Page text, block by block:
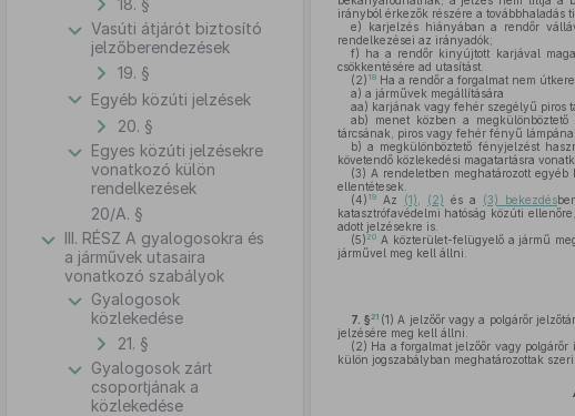
Vasúti átjárót biztosító
jelzőberendezések
19. §
Egyéb közúti jelzések
20. §
Egyes közúti jelzésekre
vonatkozó külön
rendelkezések
20/A. §
III. RÉSZ A gyalogosokra és
a járművek utasaira
vonatkozó szabályok
Gyalogosok
közlekedése
21. §
Gyalogosok zárt
csoportjának a
közlekedése
irányból érkezők részére a továbbhaladás
e) karjelzés hiányában a rendőr
rendelkezései az irányadók;
f) ha a rendőr kinyújtott karjával
csökkentésére ad utasítást.
(2) 18Ha a rendőr a forgalmat nem
a) a járművek megállítására
aa) karjának vagy fehér szegélyű piros
ab) menet közben a
tárcsának, piros vagy fehér fényű
b) a megkülönböztető fényjelzést
követendő közlekedési magatartásra
(3) A rendeletben meghatározott
ellentétesek.
(4) 19Az (1) (2) és a (3) bekezdés
katasztrófavédelmi hatóság közúti
adott jelzésekre is.
(5) 20A közterület-felügyelő a jármű
járművel meg kell állni.
7. §21 (1) A jelzőőr vagy a polgárőr
jelzésére meg kell állni.
(2) Ha a forgalmat jelzőőr vagy
külön jogszabályban meghatározottak